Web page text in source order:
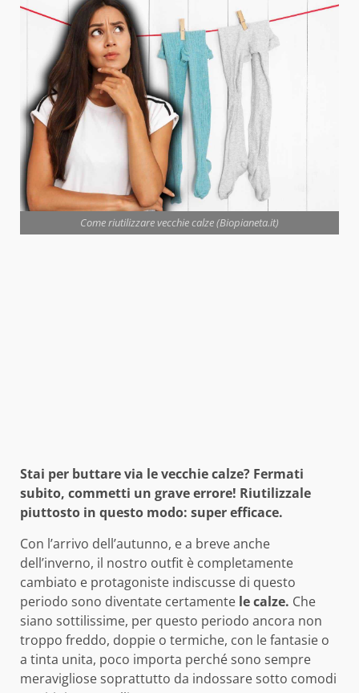
Come riutilizzare vecchie calze (Biopianeta.it)
Stai per buttare via le vecchie calze? Fermati
subito, commetti un grave errore! Riutilizzale
piuttosto in questo modo: super efficace.
Con l’arrivo dell’autunno, e a breve anche
dell’inverno, il nostro outfit è completamente
cambiato e protagoniste indiscusse di questo
periodo sono diventate certamente le calze. Che
siano sottilissime, per questo periodo ancora non
troppo freddo, doppie o termiche, con le fantasie o
a tinta unita, poco importa perché sono sempre
meravigliose soprattutto da indossare sotto comodi